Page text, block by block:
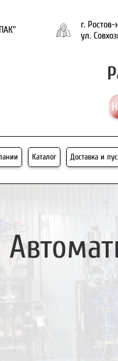
г.
ул.
Каталог Доставка и